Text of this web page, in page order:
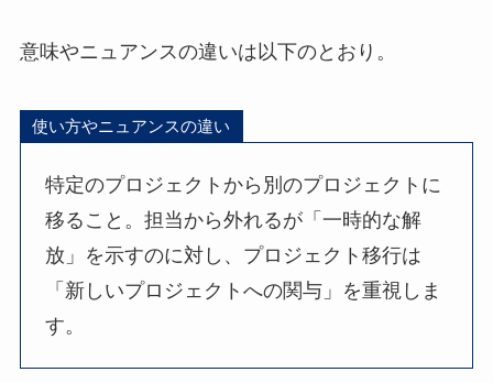
意味やニュアンスの違いは以下のとおり。
使い方やニュアンスの違い
特定のプロジェクトから別のプロジェクトに
移ること。担当から外れるが「一時的な解
放」を示すのに対し、プロジェクト移行は
「新しいプロジェクトへの関与」を重視しま
す。